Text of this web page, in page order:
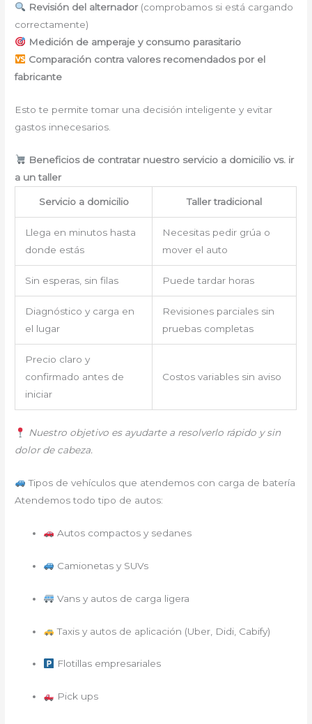
Revisión del alternador(comprobamos si está cargando
correctamente)
Medición de amperaje y consumo parasitario
Comparación contra valores recomendados por el
fabricante
Esto te permite tomar una decisión inteligente y evitar
gastos innecesarios.
Beneficios de contratar nuestro servicio a domicilio vs. ir
a un taller
Servicio a domicilio Taller tradicional
Llega en minutos hasta
donde estás
Necesitas pedir grúa o
mover el auto
Sin esperas, sin filas Puede tardar horas
Diagnóstico y carga en
el lugar
Revisiones parciales sin
pruebas completas
Precio claro y
confirmado antes de
iniciar
Costos variables sin aviso
Nuestro objetivo es ayudarte a resolverlo rápido y sin
dolor de cabeza.
Tipos de vehículos que atendemos con carga de batería
Atendemos todo tipo de autos:
Autos compactos y sedanes
Camionetas y SUVs
Vans y autos de carga ligera
Taxis y autos de aplicación (Uber, Didi, Cabify)
Flotillas empresariales
Pick ups